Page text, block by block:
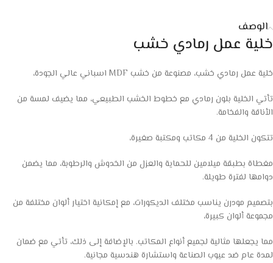
الوصف
خلية عمل رمادي خشب
خلية عمل رمادي خشب، مصنوعة من خشب MDF اسباني عالي الجودة،
تأتي الخلية بلون رمادي مع خطوط الخشب الطبيعي، مما يضيف لمسة من
الأناقة والفخامة.
تتكون الخلية من 4 مكاتب ومكتبة صغيرة،
مغطاة بطبقة ميلامين للحماية والعزل من الخدوش والرطوبة، مما يضمن
دوامها لفترة طويلة.
بتصميم مودرن يناسب مختلف الديكورات، مع إمكانية اختيار ألوان مختلفة من
مجموعة ألوان كبيرة،
مما يجعلها مثالية لجميع أنواع المكاتب. بالإضافة إلى ذلك، تأتي مع ضمان
لمدة عام ضد عيوب الصناعة واستشارة هندسية مجانية.